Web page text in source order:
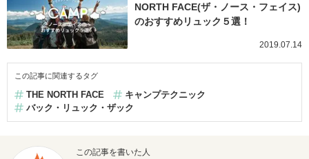
NORTH FACE(ザ・ノース・フェイス)
のおすすめリュック５選！
2019.07.14
この記事に関連するタグ
THE NORTH FACE
キャンプテクニック
バック・リュック・ザック
この記事を書いた人